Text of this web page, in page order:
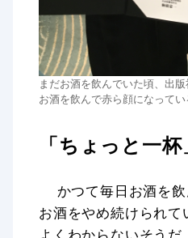
まだお酒を飲んでいた頃、出版
お酒を飲んで赤ら顔になって
「ちょっと一
かつて毎日お酒を飲
お酒をやめ続けられて